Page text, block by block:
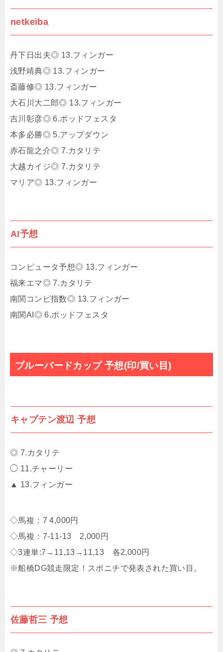
netkeiba
丹下日出夫◎ 13.フィンガー
浅野靖典◎ 13.フィンガー
斎藤修◎ 13.フィンガー
大石川大二郎◎ 13.フィンガー
吉川彰彦◎ 6.ポッドフェスタ
本多必勝◎ 5.アップダウン
赤石龍之介◎ 7.カタリテ
大越カイジ◎ 7.カタリテ
マリア◎ 13.フィンガー
AI予想
コンピュータ予想◎ 13.フィンガー
福来エマ◎ 7.カタリテ
南関コンピ指数◎ 13.フィンガー
南関AI◎ 6.ポッドフェスタ
ブルーバードカップ 予想(印/買い目)
キャプテン渡辺 予想
◎ 7.カタリテ
◯ 11.チャーリー
▲ 13.フィンガー
◇馬複：7 4,000円
◇馬複：7-11-13 2,000円
◇3連単:7→11,13→11,13 各2,000円
※船橋DG競走限定！スポニチで発表された買い目。
佐藤哲三 予想